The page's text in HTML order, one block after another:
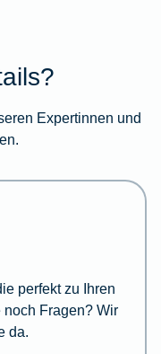
Expertinnen und
perfekt zu Ihren
Fragen? Wir
da.